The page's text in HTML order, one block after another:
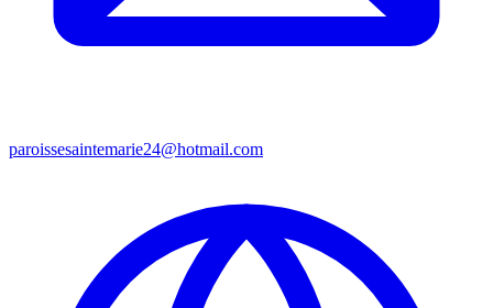
paroissesaintemarie24@hotmail.com